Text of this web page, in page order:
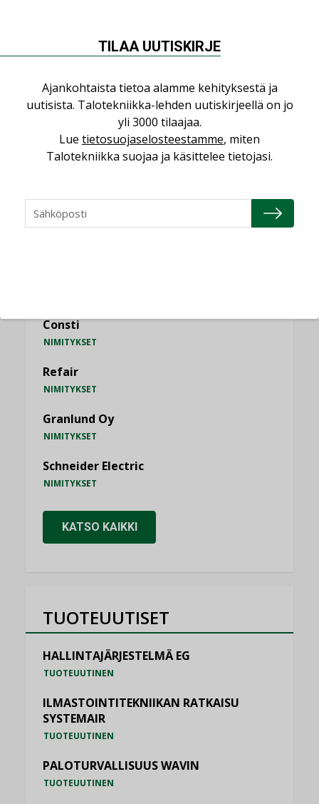
Miten varmistetaan EPD-dokumenteista
KOLUMNI
Vesi- ja viemärimitoittaminen on
jämähtänyt ajassa paikalleen
MIELIPIDE
Consti
NIMITYKSET
Refair
NIMITYKSET
Granlund Oy
NIMITYKSET
Schneider Electric
NIMITYKSET
KATSO KAIKKI
TUOTEUUTISET
HALLINTAJÄRJESTELMÄ EG
TUOTEUUTINEN
ILMASTOINTITEKNIIKAN RATKAISU
SYSTEMAIR
TUOTEUUTINEN
PALOTURVALLISUUS WAVIN
TUOTEUUTINEN
TILAA UUTISKIRJE
Ajankohtaista tietoa alamme kehityksestä ja
uutisista. Talotekniikka-lehden uutiskirjeellä on jo
yli 3000 tilaajaa.
Lue tietosuojaselosteestamme, miten
Talotekniikka suojaa ja käsittelee tietojasi.